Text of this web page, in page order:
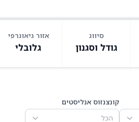
סיווג
גודל וסגנון
אזור גיאוגרפי
גלובלי
קונצנזוס אנליסטים
הכל